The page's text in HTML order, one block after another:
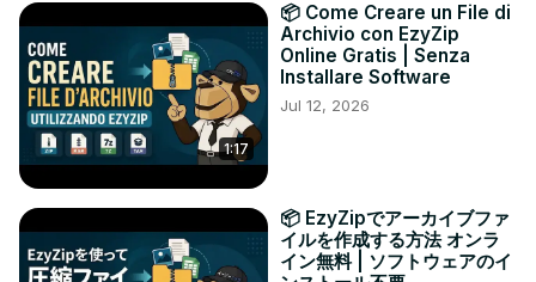
1:17
📦 Come Creare un File di
Archivio con EzyZip
Online Gratis | Senza
Installare Software
Jul 12, 2026
📦 EzyZipでアーカイブファ
イルを作成する方法 オンラ
イン無料 | ソフトウェアのイ